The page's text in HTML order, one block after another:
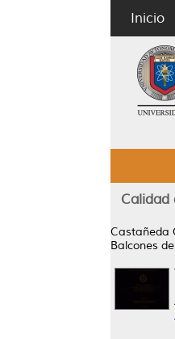
Inicio
Calidad
Castañeda
Balcones